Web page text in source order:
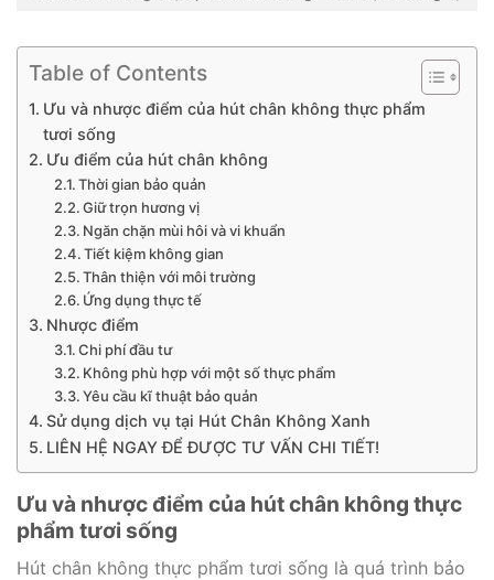
Table of Contents
Ưu và nhược điểm của hút chân không thực phẩm
tươi sống
Ưu điểm của hút chân không
Thời gian bảo quản
Giữ trọn hương vị
Ngăn chặn mùi hôi và vi khuẩn
Tiết kiệm không gian
Thân thiện với môi trường
Ứng dụng thực tế
Nhược điểm
Chi phí đầu tư
Không phù hợp với một số thực phẩm
Yêu cầu kĩ thuật bảo quản
Sử dụng dịch vụ tại Hút Chân Không Xanh
LIÊN HỆ NGAY ĐỂ ĐƯỢC TƯ VẤN CHI TIẾT!
Ưu và nhược điểm của hút chân không thực
phẩm tươi sống
Hút chân không thực phẩm tươi sống là quá trình bảo